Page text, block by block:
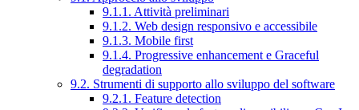
9.1.1. Attività preliminari
9.1.2. Web design responsivo e accessibile
9.1.3. Mobile first
9.1.4. Progressive enhancement e Graceful
degradation
9.2. Strumenti di supporto allo sviluppo del software
9.2.1. Feature detection